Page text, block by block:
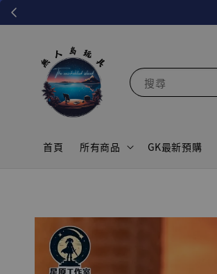
搜尋
首頁 所有商品 GK最新預購